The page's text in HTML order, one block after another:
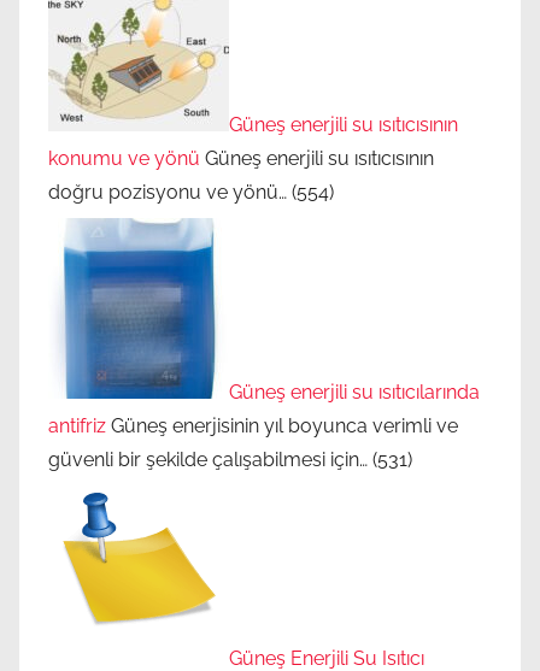
Güneş enerjili su ısıtıcısının
konumu ve yönü Güneş enerjili su ısıtıcısının
doğru pozisyonu ve yönü… (554)
Güneş enerjili su ısıtıcılarında
antifriz Güneş enerjisinin yıl boyunca verimli ve
güvenli bir şekilde çalışabilmesi için… (531)
Güneş Enerjili Su Isıtıcı